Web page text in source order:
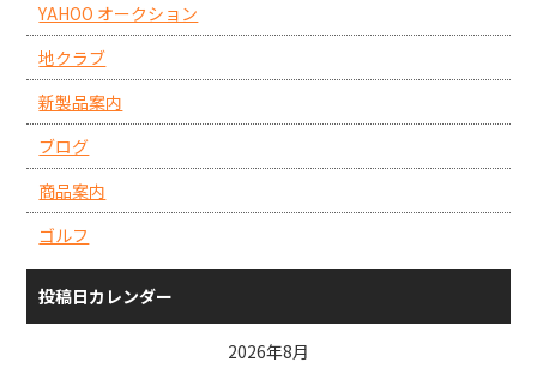
YAHOO オークション
地クラブ
新製品案内
ブログ
商品案内
ゴルフ
投稿日カレンダー
2026年8月